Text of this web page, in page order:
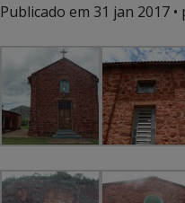
Publicado em 31 jan 2017 •